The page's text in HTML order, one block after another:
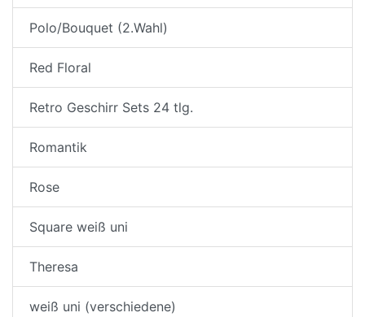
Polo/Bouquet (2.Wahl)
Red Floral
Retro Geschirr Sets 24 tlg.
Romantik
Rose
Square weiß uni
Theresa
weiß uni (verschiedene)